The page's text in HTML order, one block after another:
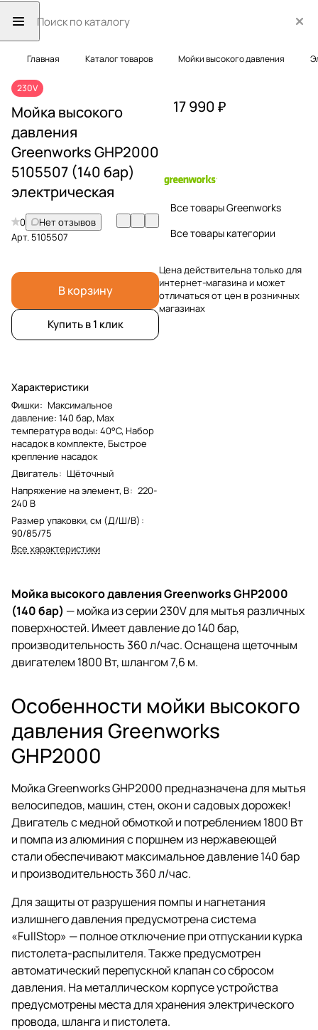
Главная Каталог товаров Мойки высокого давления
230V
Мойка высокого
давления
Greenworks GHP2000
5105507 (140 бар)
электрическая
0
Нет отзывов
Арт. 5105507
В корзину
Купить в 1 клик
Характеристики
Фишки: Максимальное
давление: 140 бар, Мах
температура воды: 40°C, Набор
насадок в комплекте, Быстрое
крепление насадок
Двигатель: Щёточный
Напряжение на элемент, В: 220-
240 В
Размер упаковки, см (Д/Ш/В) :
90/85/75
Все характеристики
17 990 ₽
Все товары Greenworks
Все товары категории
Цена действительна только для
интернет-магазина и может
отличаться от цен в розничных
магазинах
Мойка высокого давления Greenworks GHP2000
(140 бар) — мойка из серии 230V для мытья различных
поверхностей. Имеет давление до 140 бар,
производительность 360 л/час. Оснащена щеточным
двигателем 1800 Вт, шлангом 7,6 м.
Особенности мойки высокого
давления Greenworks
GHP2000
Мойка Greenworks GHP2000 предназначена для мытья
велосипедов, машин, стен, окон и садовых дорожек!
Двигатель с медной обмоткой и потреблением 1800 Вт
и помпа из алюминия с поршнем из нержавеющей
стали обеспечивают максимальное давление 140 бар
и производительность 360 л/час.
Для защиты от разрушения помпы и нагнетания
излишнего давления предусмотрена система
«FullStop» — полное отключение при отпускании курка
пистолета-распылителя. Также предусмотрен
автоматический перепускной клапан со сбросом
давления. На металлическом корпусе устройства
предусмотрены места для хранения электрического
провода, шланга и пистолета.